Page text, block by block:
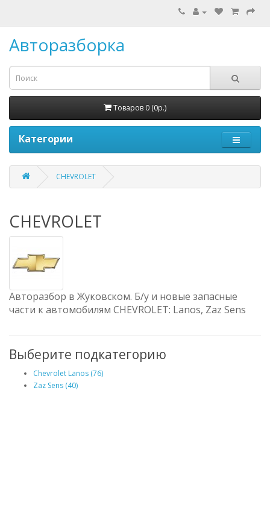
Авторазборка
Товаров 0 (0р.)
Категории
CHEVROLET
CHEVROLET
Авторазбор в Жуковском. Б/у и новые запасные
части к автомобилям CHEVROLET: Lanos, Zaz Sens
Выберите подкатегорию
Chevrolet Lanos (76)
Zaz Sens (40)